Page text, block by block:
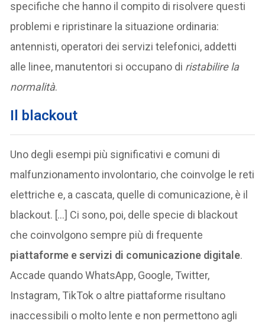
specifiche che hanno il compito di risolvere questi
problemi e ripristinare la situazione ordinaria:
antennisti, operatori dei servizi telefonici, addetti
alle linee, manutentori si occupano di ristabilire la
normalità.
Il blackout
Uno degli esempi più significativi e comuni di
malfunzionamento involontario, che coinvolge le reti
elettriche e, a cascata, quelle di comunicazione, è il
blackout. […] Ci sono, poi, delle specie di blackout
che coinvolgono sempre più di frequente
piattaforme e servizi di comunicazione digitale.
Accade quando WhatsApp, Google, Twitter,
Instagram, TikTok o altre piattaforme risultano
inaccessibili o molto lente e non permettono agli